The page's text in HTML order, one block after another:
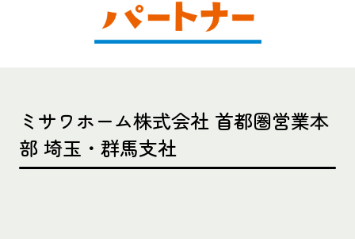
ミサワホーム株式会社 首都圏営業本
部 埼玉・群馬支社